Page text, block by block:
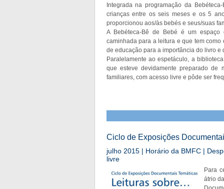
Integrada na programação da
crianças entre os seis meses e os 5
proporcionou aos/às bebés e seus/suas
A Bebéteca-Bê de Bebé é um
caminhada para a leitura e que tem
de educação para a importância do livro
Paralelamente ao espetáculo, a
que esteve devidamente preparado de
familiares, com acesso livre e pôde ser
Ciclo de Exposições
julho 2015 | Horário da BMFC |
livre
Para
átrio